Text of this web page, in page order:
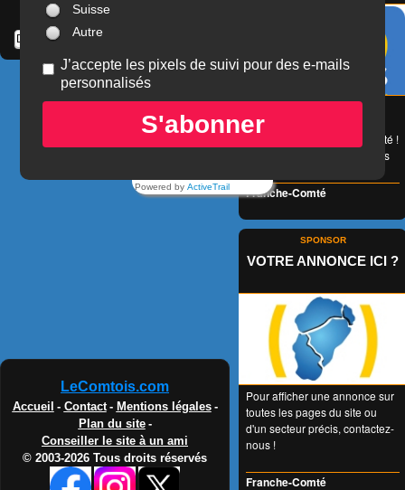
LeComtois.com
Accueil - Contact - Mentions légales -
Plan du site -
Conseiller le site à un ami
© 2003-2026 Tous droits réservés
😉 LA carte de réduction
accessible à tous et valable
1 an entier en Franche-Comté !
👍 + de 350 Partenaires dans
Franche-Comté
SPONSOR
VOTRE ANNONCE ICI ?
Pour afficher une annonce sur
toutes les pages du site ou
d'un secteur précis, contactez-
nous !
Franche-Comté
Suisse
Autre
J’accepte les pixels de suivi pour des e-mails
personnalisés
S'abonner
Powered by ActiveTrail